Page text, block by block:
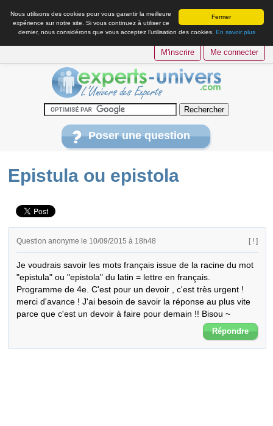
Fermer
Nous utilisons des cookies pour vous garantir la meilleure
expérience sur notre site. Si vous continuez à utiliser ce
dernier, nous considérons que vous acceptez l’utilisation des cookies. En savoir plus
M'inscrire Me connecter
Poser une question
Epistula ou epistola
Question anonyme le 10/09/2015 à 18h48 [ ! ]
Je voudrais savoir les mots français issue de la racine du mot
"epistula" ou "epistola" du latin = lettre en français.
Programme de 4e. C'est pour un devoir , c'est très urgent !
merci d'avance ! J'ai besoin de savoir la réponse au plus vite
parce que c'est un devoir à faire pour demain !! Bisou ~
Répondre